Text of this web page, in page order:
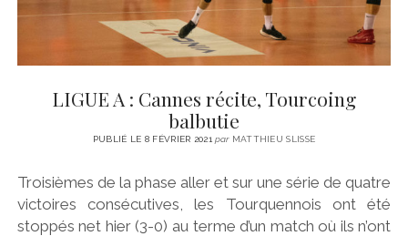
LIGUE A : Cannes récite, Tourcoing
balbutie
PUBLIÉ LE 8 FÉVRIER 2021parMATTHIEU SLISSE
Troisièmes de la phase aller et sur une série de quatre
victoires consécutives, les Tourquennois ont été
stoppés net hier (3-0) au terme d’un match où ils n’ont